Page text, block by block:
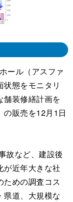
ール（アスファ
態をモニタリ
舗装修繕計画を
の販売を12月1日
故など、建設後
が近年大きな社
めの調査コス
県道、大規模な